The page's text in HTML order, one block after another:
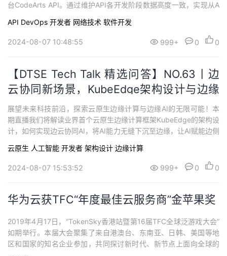
台CodeArts API。通过维护API各开发阶段数据高度一致，实现从A
简。为企业提供全方位的解决方案，助力企业在数字化浪潮中破浪
前行。
API DevOps 开发者 网络技术 软件开发
2024-08-07 10:48:55 999+ 0 0
【DTSE Tech Talk 精选问答】NO.63丨边
云协同新场景，KubeEdge架构设计与边缘
AI实践探索
展望未来科技前沿，探索云原生边缘计算与边缘AI的无限可能！本
期直播我们将解读业界首个云原生边缘计算框架KubeEdge的架构设
计，如何实现边云协同AI，将AI能力无缝下沉至边缘，让AI赋能边侧
能边缘的新篇章！
云原生 人工智能 开发者 架构设计 边缘计算
2024-08-07 15:53:52 999+ 0 0
华为云获TFC“年度最佳云服务商”金苹果奖
2019年4月17日，“TokenSky香港站暨第16届TFC全球泛游戏大会”
如期举行。本届大会聚集了来自港澳台、东南亚、日韩、美国等地
区和国家的知名企业参加，共同探讨新时代、新节点上面向全球的